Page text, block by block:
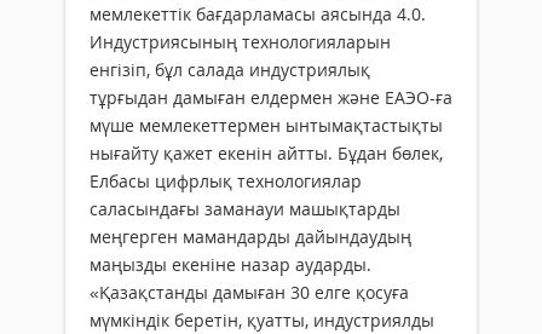
мемлекеттік бағдарламасы аясында 4.0.
Индустриясының технологияларын
енгізіп, бұл салада индустриялық
тұрғыдан дамыған елдермен және ЕАЭО-ға
мүше мемлекеттермен ынтымақтастықты
нығайту қажет екенін айтты. Бұдан бөлек,
Елбасы цифрлық технологиялар
саласындағы заманауи машықтарды
меңгерген мамандарды дайындаудың
маңызды екеніне назар аударды.
«Қазақстанды дамыған 30 елге қосуға
мүмкіндік беретін, қуатты, индустриялды